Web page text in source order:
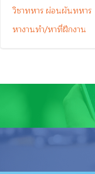
วิชาทหาร ผ่อนผันทหาร
หางานทำ/หาที่ฝึกงาน